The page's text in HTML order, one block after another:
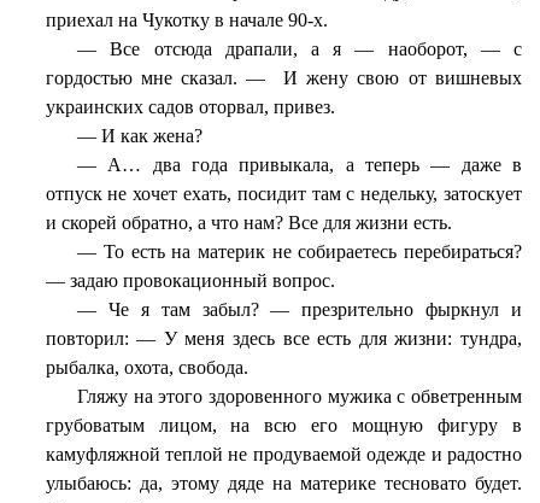
приехал на Чукотку в начале 90-х.
— Все отсюда драпали, а я — наоборот, — с
гордостью мне сказал. —
И жену свою от вишневых
украинских садов оторвал, привез.
— И как жена?
— А… два года привыкала, а теперь — даже в
отпуск не хочет ехать, посидит там с недельку, затоскует
и скорей обратно, а что нам? Все для жизни есть.
— То есть на материк не собираетесь перебираться?
— задаю провокационный вопрос.
— Че я там забыл? — презрительно фыркнул и
повторил: — У меня здесь все есть для жизни: тундра,
рыбалка, охота, свобода.
Гляжу на этого здоровенного мужика с обветренным
грубоватым лицом, на всю его мощную фигуру в
камуфляжной теплой не продуваемой одежде и радостно
улыбаюсь: да, этому дяде на материке тесновато будет.